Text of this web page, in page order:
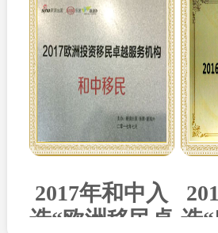
2017年和中入
选“欧洲移民卓 选